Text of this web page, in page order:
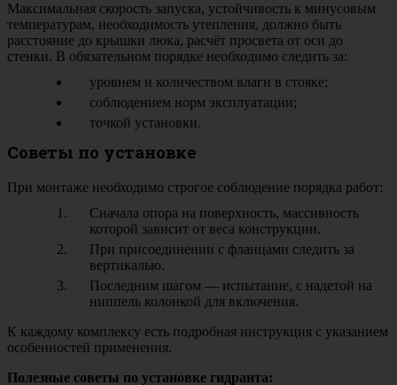
Максимальная скорость запуска, устойчивость к минусовым
температурам, необходимость утепления, должно быть
расстояние до крышки люка, расчёт просвета от оси до
стенки. В обязательном порядке необходимо следить за:
уровнем и количеством влаги в стояке;
соблюдением норм эксплуатации;
точкой установки.
Советы по установке
При монтаже необходимо строгое соблюдение порядка работ:
Сначала опора на поверхность, массивность
которой зависит от веса конструкции.
При присоединении с фланцами следить за
вертикалью.
Последним шагом — испытание, с надетой на
ниппель колонкой для включения.
К каждому комплексу есть подробная инструкция с указанием
особенностей применения.
Полезные советы по установке гидранта: